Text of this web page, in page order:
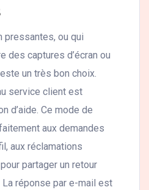
pressantes, ou qui
des captures d’écran ou
un très bon choix.
service client est
d’aide. Ce mode de
aux demandes
aux réclamations
partager un retour
La réponse par e-mail est